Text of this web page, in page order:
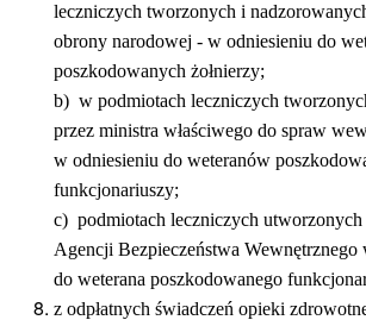
leczniczych tworzonych i
obrony narodowej - w odniesieniu do
poszkodowanych żołnierzy;
b) w podmiotach leczniczych
przez ministra właściwego do spraw
w odniesieniu do weteranów
funkcjonariuszy;
c) podmiotach leczniczych utworzonych
Agencji Bezpieczeństwa Wewnętrznego
do weterana poszkodowanego
z odpłatnych świadczeń opieki